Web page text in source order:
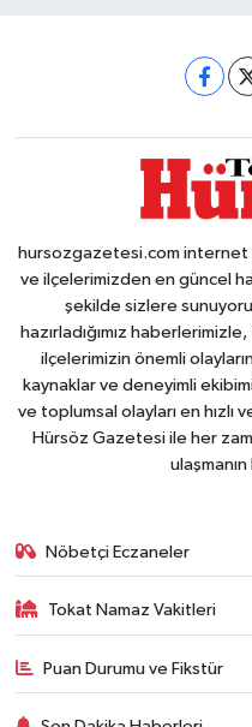
hursozgazetesi.com internet
ve ilçelerimizden en güncel
şekilde sizlere
hazırladığımız
ilçelerimizin önemli
kaynaklar ve deneyimli
ve toplumsal olayları en hızlı
Hürsöz Gazetesi ile her
Nöbetçi Eczaneler
Tokat Namaz Vakitleri
Puan Durumu ve Fikstür